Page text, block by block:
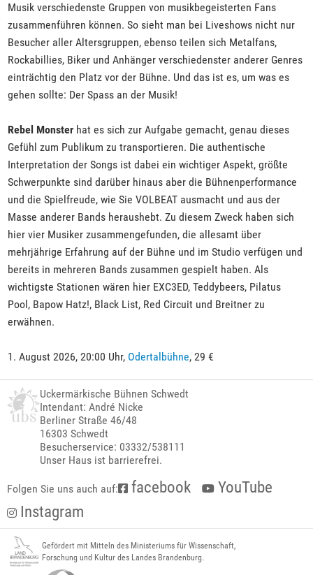
Musik verschiedenste Gruppen von musikbegeisterten Fans
zusammenführen können. So sieht man bei Liveshows nicht nur
Besucher aller Altersgruppen, ebenso teilen sich Metalfans,
Rockabillies, Biker und Anhänger verschiedenster anderer Genres
einträchtig den Platz vor der Bühne. Und das ist es, um was es
gehen sollte: Der Spass an der Musik!
Rebel Monster hat es sich zur Aufgabe gemacht, genau dieses
Gefühl zum Publikum zu transportieren. Die authentische
Interpretation der Songs ist dabei ein wichtiger Aspekt, größte
Schwerpunkte sind darüber hinaus aber die Bühnenperformance
und die Spielfreude, wie Sie VOLBEAT ausmacht und aus der
Masse anderer Bands heraushebt. Zu diesem Zweck haben sich
hier vier Musiker zusammengefunden, die allesamt über
mehrjährige Erfahrung auf der Bühne und im Studio verfügen und
bereits in mehreren Bands zusammen gespielt haben. Als
wichtigste Stationen wären hier EXC3ED, Teddybeers, Pilatus
Pool, Bapow Hatz!, Black List, Red Circuit und Breitner zu
erwähnen.
1. August 2026, 20:00 Uhr, Odertalbühne, 29 €
Uckermärkische Bühnen Schwedt
Intendant: André Nicke
Berliner Straße 46/48
16303 Schwedt
Besucherservice: 03332/538111
Unser Haus ist barrierefrei.
Folgen Sie uns auch auf: facebook
YouTube
Instagram
Gefördert mit Mitteln des Ministeriums für Wissenschaft,
Forschung und Kultur des Landes Brandenburg.